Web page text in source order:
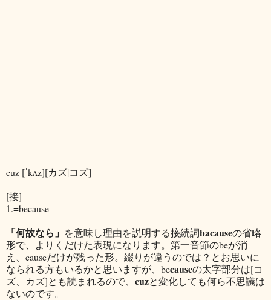
cuz [ˈkʌz][カズ|コズ]
[接]
1.=because
「何故なら」 を意味し理由を説明する接続詞bacauseの省略
形で、よりくだけた表現になります。第一音節のbeが消
え、causeだけが残った形。綴りが違うのでは？とお思いに
なられる方もいるかと思いますが、becauseの太字部分は[コ
ズ、カズ]とも読まれるので、 cuzと変化しても何ら不思議は
ないのです。